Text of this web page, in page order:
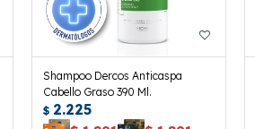
Shampoo Dercos Anticaspa
Cabello Graso 390 Ml.
$ 2.225